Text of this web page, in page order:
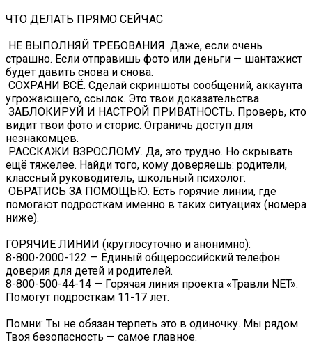
ЧТО ДЕЛАТЬ ПРЯМО СЕЙЧАС
️ НЕ ВЫПОЛНЯЙ ТРЕБОВАНИЯ. Даже, если очень
страшно. Если отправишь фото или деньги — шантажист
будет давить снова и снова.
️ СОХРАНИ ВСЁ. Сделай скриншоты сообщений, аккаунта
угрожающего, ссылок. Это твои доказательства.
️ ЗАБЛОКИРУЙ И НАСТРОЙ ПРИВАТНОСТЬ. Проверь, кто
видит твои фото и сторис. Ограничь доступ для
незнакомцев.
️ РАССКАЖИ ВЗРОСЛОМУ. Да, это трудно. Но скрывать
ещё тяжелее. Найди того, кому доверяешь: родители,
классный руководитель, школьный психолог.
️ ОБРАТИСЬ ЗА ПОМОЩЬЮ. Есть горячие линии, где
помогают подросткам именно в таких ситуациях (номера
ниже).
ГОРЯЧИЕ ЛИНИИ (круглосуточно и анонимно):
8-800-2000-122 — Единый общероссийский телефон
доверия для детей и родителей.
8-800-500-44-14 — Горячая линия проекта «Травли NET».
Помогут подросткам 11-17 лет.
Помни: Ты не обязан терпеть это в одиночку. Мы рядом.
Твоя безопасность — самое главное.